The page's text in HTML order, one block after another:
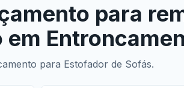
para
para Estofador de Sofás.